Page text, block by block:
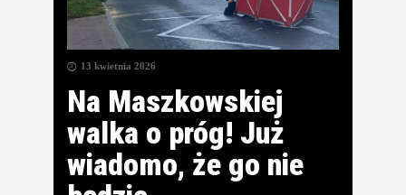
13 kwietnia 2026
Na Maszkowskiej
walka o próg! Już
wiadomo, że go nie